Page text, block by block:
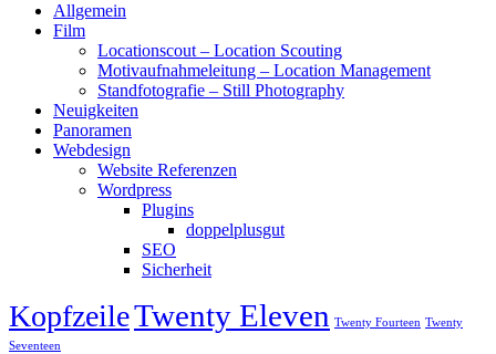
Allgemein
Film
Locationscout – Location Scouting
Motivaufnahmeleitung – Location Management
Standfotografie – Still Photography
Neuigkeiten
Panoramen
Webdesign
Website Referenzen
Wordpress
Plugins
doppelplusgut
SEO
Sicherheit
KopfzeileTwenty Eleven Twenty Fourteen Twenty
Seventeen